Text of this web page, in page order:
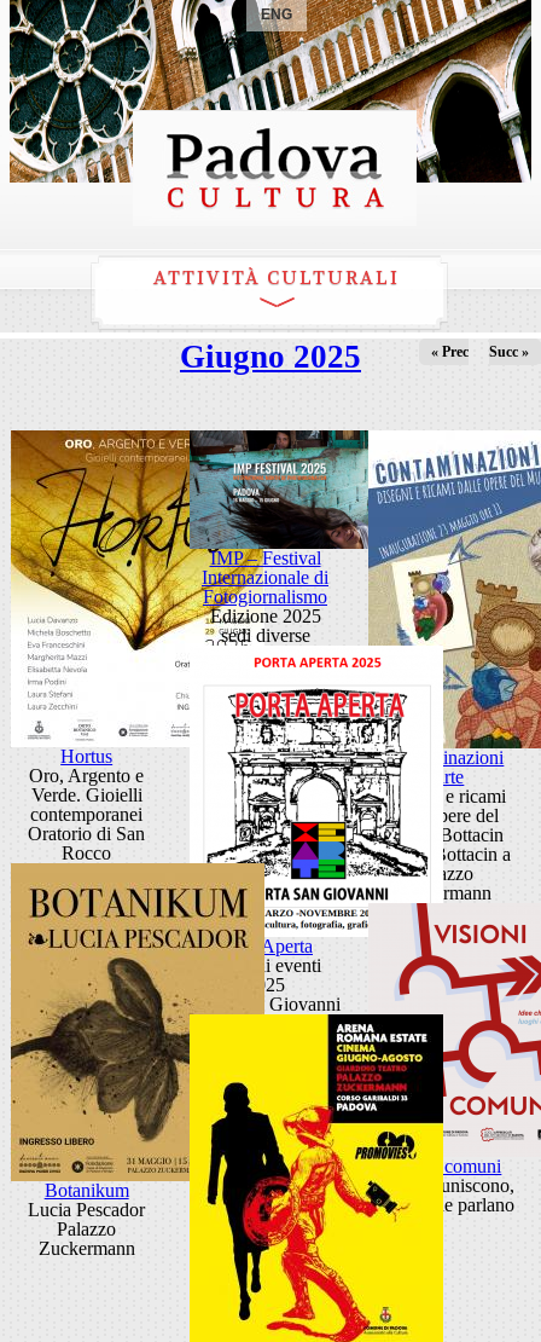
ENG
ATTIVITÀ CULTURALI
Giugno 2025 « Prec Succ »
Hortus
Oro, Argento e
Verde. Gioielli
contemporanei
Oratorio di San
Rocco
IMP – Festival
Internazionale di
Fotogiornalismo
Edizione 2025
sedi diverse
Contaminazioni
d'arte
Disegni e ricami
dalle opere del
Museo Bottacin
Museo Bottacin a
Palazzo
Zuckermann
Porta Aperta
Ciclo di eventi
2025
Porta San Giovanni
Botanikum
Lucia Pescador
Palazzo
Zuckermann
Visioni comuni
Idee che uniscono,
luoghi che parlano